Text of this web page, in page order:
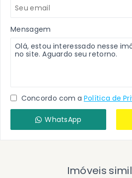
Mensagem
Concordo com a Política de
WhatsApp
Imóveis